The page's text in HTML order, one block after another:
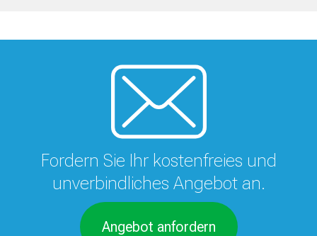
Fordern Sie Ihr kostenfreies und
unverbindliches Angebot an.
Angebot anfordern